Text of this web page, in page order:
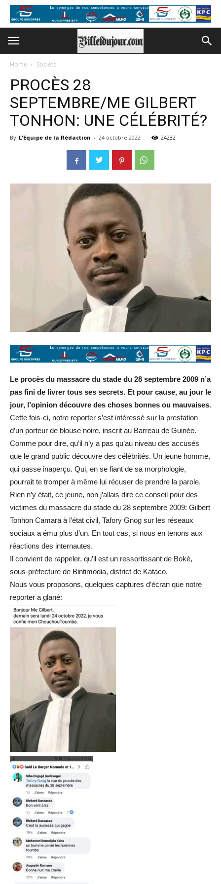
Home Société
PROCÈS 28
SEPTEMBRE/ME GILBERT
TONHON: UNE CÉLÉBRITÉ?
By L'Equipe de la Rédaction - 24 octobre 2022 24232
Le procès du massacre du stade du 28 septembre 2009 n’a
pas fini de livrer tous ses secrets. Et pour cause, au jour le
jour, l’opinion découvre des choses bonnes ou mauvaises.
Cette fois-ci, notre reporter s’est intéressé sur la prestation
d’un porteur de blouse noire, inscrit au Barreau de Guinée.
Comme pour dire, qu’il n’y a pas qu’au niveau des accusés
que le grand public découvre des célébrités. Un jeune homme,
qui passe inaperçu. Qui, en se fiant de sa morphologie,
pourrait te tromper à même lui récuser de prendre la parole.
Rien n’y était, ce jeune, non j’allais dire ce conseil pour des
victimes du massacre du stade du 28 septembre 2009: Gilbert
Tonhon Camara à l’état civil, Tafory Gnog sur les réseaux
sociaux a ému plus d’un. En tout cas, si nous en tenons aux
réactions des internautes.
Il convient de rappeler, qu’il est un ressortissant de Boké,
sous-préfecture de Bintimodia, district de Kataco.
Nous vous proposons, quelques captures d’écran que notre
reporter a glané: